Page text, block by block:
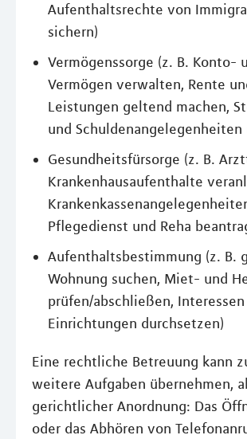
Aufenthaltsrechte von
sichern)
Vermögenssorge (z. B. Konto-
Vermögen verwalten, Rente
Leistungen geltend machen,
und Schuldenangelegenheiten
Gesundheitsfürsorge (z. B.
Krankenhausaufenthalte
Pflegedienst und Reha
Aufenthaltsbestimmung (z. B.
Wohnung suchen, Miet- und
prüfen/abschließen,
Einrichtungen durchsetzen)
Eine rechtliche Betreuung kann
weitere Aufgaben übernehmen,
gerichtlicher Anordnung: Das
oder das Abhören von